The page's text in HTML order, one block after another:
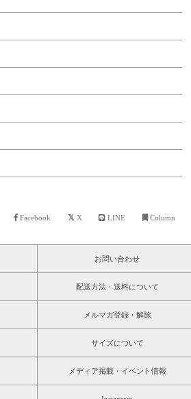
Facebook X LINE Column
お問い合わせ
配送方法・送料について
メルマガ登録・解除
サイズについて
メディア掲載・イベント情報